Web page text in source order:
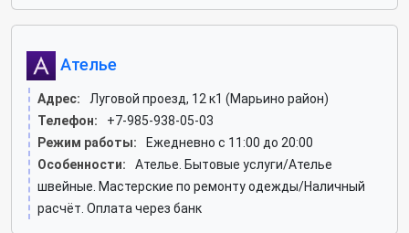
Ателье
Адрес:
Луговой проезд, 12 к1 (Марьино район)
Телефон:
+7-985-938-05-03
Режим работы:
Ежедневно с 11:00 до 20:00
Особенности:
Ателье. Бытовые услуги/Ателье
швейные. Мастерские по ремонту одежды/Наличный
расчёт. Оплата через банк